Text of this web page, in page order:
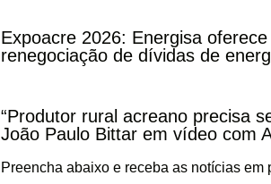
Expoacre 2026: Energisa
renegociação de dívidas de
“Produtor rural acreano precisa
João Paulo Bittar em vídeo com
Preencha abaixo e receba as notícias em